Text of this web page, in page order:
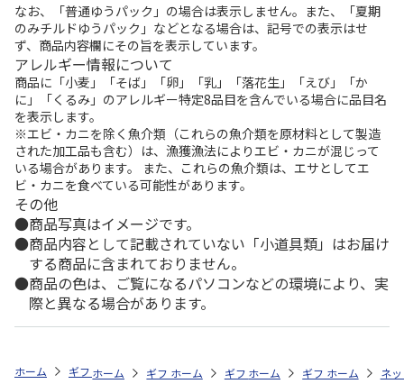
なお、「普通ゆうパック」の場合は表示しません。また、「夏期
のみチルドゆうパック」などとなる場合は、記号での表示はせ
ず、商品内容欄にその旨を表示しています。
アレルギー情報について
商品に「小麦」「そば」「卵」「乳」「落花生」「えび」「か
に」「くるみ」のアレルギー特定8品目を含んでいる場合に品目名
を表示します。
※エビ・カニを除く魚介類（これらの魚介類を原材料として製造
された加工品も含む）は、漁獲漁法によりエビ・カニが混じって
いる場合があります。 また、これらの魚介類は、エサとしてエ
ビ・カニを食べている可能性があります。
その他
商品写真はイメージです。
商品内容として記載されていない「小道具類」はお届け
する商品に含まれておりません。
商品の色は、ご覧になるパソコンなどの環境により、実
際と異なる場合があります。
ホーム ギフトストア お中元・夏ギフト特集 2026 お菓子・スイーツ
ホーム ギフトストア お中元・夏ギフト特集 2026
ホーム ギフトストア お中元・夏ギフト
ホーム ギフトストア お
ホーム ネ